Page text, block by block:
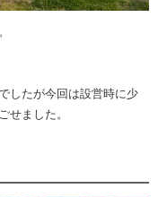
したが今回は設営時に少
せました。